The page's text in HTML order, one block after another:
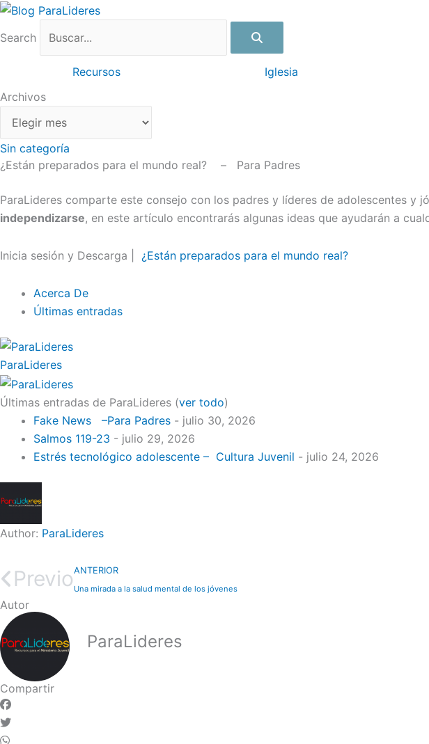
Ir
contenido
Search
Recursos Iglesia
Archivos
Archivos
Sin categoría
¿Están preparados para el mundo real? – Para Padres
ParaLideres comparte este consejo con los padres y líderes de adolescentes y
independizarse, en este artículo encontrarás algunas ideas que ayudarán a
Inicia sesión y Descarga | ¿Están preparados para el mundo real?
Acerca De
Últimas entradas
ParaLideres
Últimas entradas de ParaLideres (ver todo)
Fake News –Para Padres - julio 30, 2026
Salmos 119-23 - julio 29, 2026
Estrés tecnológico adolescente – Cultura Juvenil - julio 24, 2026
Author: ParaLideres
PrevioANTERIOR
Una mirada a la salud mental de los jóvenes
Autor
ParaLideres
Compartir